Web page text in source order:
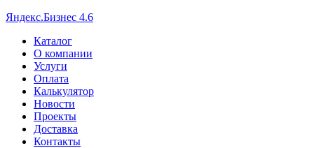
Яндекс.Бизнес 4.6
Каталог
О компании
Услуги
Оплата
Калькулятор
Новости
Проекты
Доставка
Контакты